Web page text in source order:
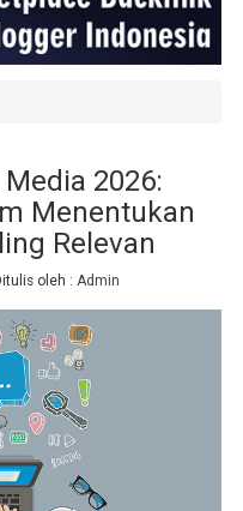
2026:
Menentukan
Relevan
oleh :Admin